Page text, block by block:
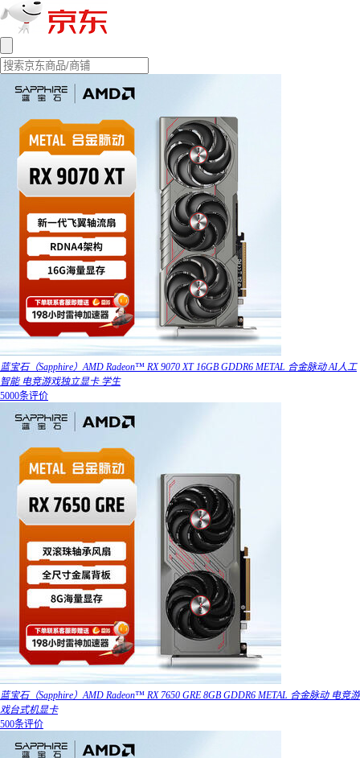
蓝宝石（Sapphire）AMD Radeon™ RX 9070 XT 16GB GDDR6 METAL 合金脉动 AI人工
智能 电竞游戏独立显卡 学生
5000条评价
蓝宝石（Sapphire）AMD Radeon™ RX 7650 GRE 8GB GDDR6 METAL 合金脉动 电竞游
戏台式机显卡
500条评价